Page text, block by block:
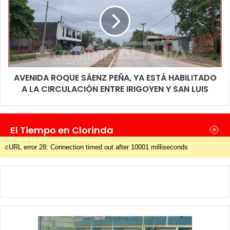
AVENIDA ROQUE SÁENZ PEÑA, YA ESTÁ HABILITADO
A LA CIRCULACIÓN ENTRE IRIGOYEN Y SAN LUIS
El Tiempo en Clorinda
cURL error 28: Connection timed out after 10001 milliseconds